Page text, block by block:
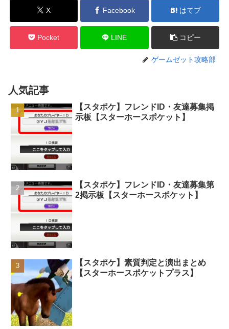
X Facebook はてブ
Pocket LINE コピー
ゲームゼット攻略部
人気記事
【スタポケ】フレンドID・友達募集掲
示板【スターホースポケット】
【スタポケ】フレンドID・友達募集第
2掲示板【スターホースポケット】
【スタポケ】素質判定と演出まとめ
【スターホースポケットプラス】